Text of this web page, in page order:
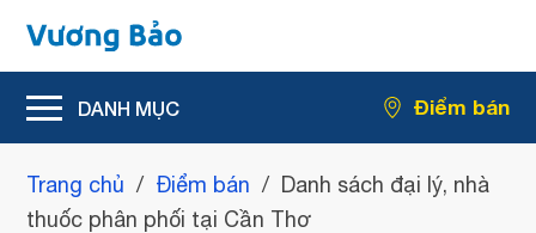
Hỗ trợ giảm rối loạn tiểu tiện
Hỗ trợ giảm kích thước u xơ tiền liệt tuyến
Điểm bán
Trang chủ / Điểm bán / Danh sách đại lý, nhà
thuốc phân phối tại Cần Thơ